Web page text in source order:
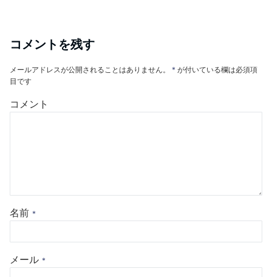
コメントを残す
メールアドレスが公開されることはありません。 * が付いている欄は必須項
目です
コメント
名前 *
メール *